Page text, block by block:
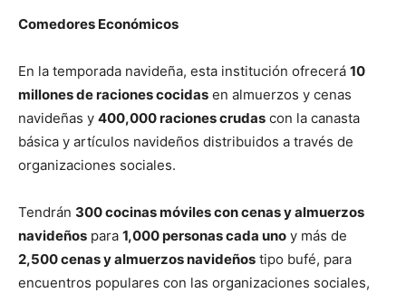
Comedores Económicos
En la temporada navideña, esta institución ofrecerá 10
millones de raciones cocidas en almuerzos y cenas
navideñas y 400,000 raciones crudas con la canasta
básica y artículos navideños distribuidos a través de
organizaciones sociales.
Tendrán 300 cocinas móviles con cenas y almuerzos
navideños para 1,000 personas cada uno y más de
2,500 cenas y almuerzos navideños tipo bufé, para
encuentros populares con las organizaciones sociales,